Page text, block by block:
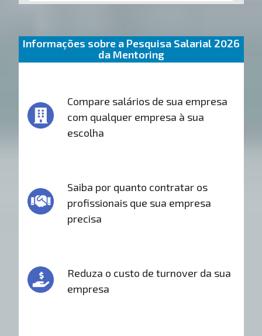
Informações sobre a Pesquisa Salarial 2026
da Mentoring
Compare salários de sua empresa
com qualquer empresa à sua
escolha
Saiba por quanto contratar os
profissionais que sua empresa
precisa
Reduza o custo de turnover da sua
empresa